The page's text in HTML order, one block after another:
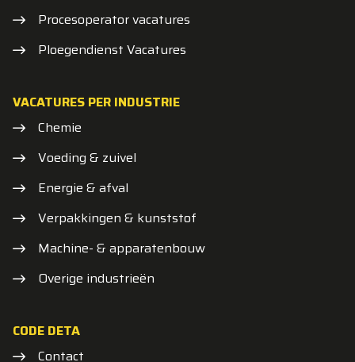
Procesoperator vacatures
Ploegendienst Vacatures
VACATURES PER INDUSTRIE
Chemie
Voeding & zuivel
Energie & afval
Verpakkingen & kunststof
Machine- & apparatenbouw
Overige industrieën
CODE DETA
Contact